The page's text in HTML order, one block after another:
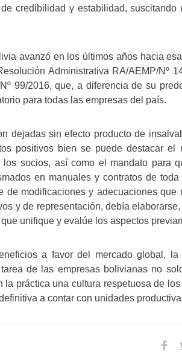
credibilidad y estabilidad,
avanzó en los últimos años hacia
Administrativa RA/AEMP/Nº
99/2016, que, a diferencia de su
para todas las empresas del país.
dejadas sin efecto producto de
positivos bien se puede destacar el
socios, así como el mandato para
en manuales y contratos de
de modificaciones y adecuaciones que
y de representación, debía
unifique y evalúe los aspectos
a favor del mercado global,
de las empresas bolivianas no
la práctica una cultura respetuosa de
a contar con unidades